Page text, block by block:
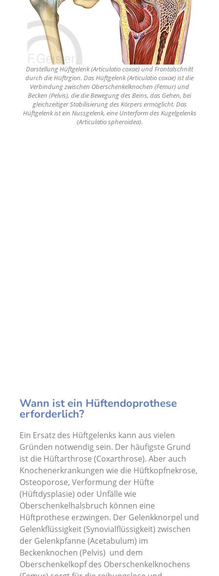
Darstellung Hüftgelenk (Articulatio coxae) und Frontalschnitt
durch die Hüftrgion. Das Hüftgelenk (Articulatio coxae) ist die
Verbindung zwischen Oberschenkelknochen (Femur) und
Becken (Pelvis), die die Bewegung des Beins, das Gehen, bei
gleichzeitiger Stabilisierung des Körpers ermöglicht. Das
Hüftgelenk ist ein Nussgelenk, eine Unterform des Kugelgelenks
(Articulatio spheroidea).
Wann ist ein Hüftendoprothese
erforderlich?
Ein Ersatz des Hüftgelenks kann aus vielen
Gründen notwendig sein. Der häufigste Grund
ist die Hüftarthrose (Coxarthrose). Aber auch
Knochenerkrankungen wie die Hüftkopfnekrose,
Osteoporose, Verformung der Hüfte
(Hüftdysplasie) oder Unfälle wie
Oberschenkelhalsbruch können eine
Hüftprothese erzwingen. Der Gelenkknorpel und
Gelenkflüssigkeit (Synovialflüssigkeit) zwischen
der Gelenkpfanne (Acetabulum) im
Beckenknochen (Pelvis) und dem
Oberschenkelkopf des Oberschenkelknochens